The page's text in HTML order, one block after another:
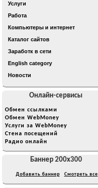
Услуги
Работа
Компьютеры и интернет
Каталог сайтов
Заработк в сети
English category
Новости
Онлайн-сервисы
Обмен ссылками
Обмен WebMoney
Услуги за WebMoney
Стена посещений
Радио онлайн
Баннер 200x300
Добавить баннер Смотреть все